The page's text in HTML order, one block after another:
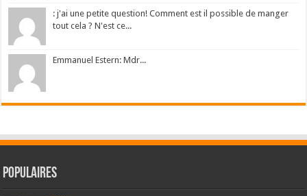
: j'ai une petite question! Comment est il possible de manger
tout cela ? N'est ce...
Emmanuel Estern: Mdr...
Populaires